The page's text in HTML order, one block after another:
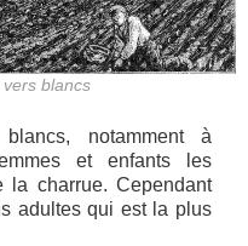
blancs
notamment à
et enfants les
la charrue. Cependant
adultes qui est la plus